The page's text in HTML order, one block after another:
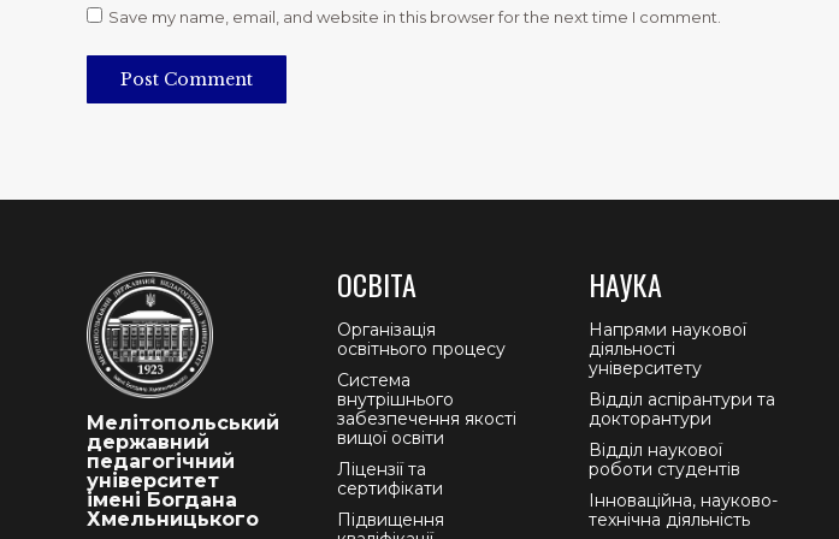
Save my name, email, and website in this browser for the next time I comment.
Post Comment
Мелітопольський
державний
педагогічний
університет
імені Богдана
Хмельницького
ОСВІТА
Організація
освітнього процесу
Система
внутрішнього
забезпечення якості
вищої освіти
Ліцензії та
сертифікати
Підвищення
НАУКА
Напрями наукової
діяльності
університету
Відділ аспірантури та
докторантури
Відділ наукової
роботи студентів
Інноваційна, науково-
технічна діяльність